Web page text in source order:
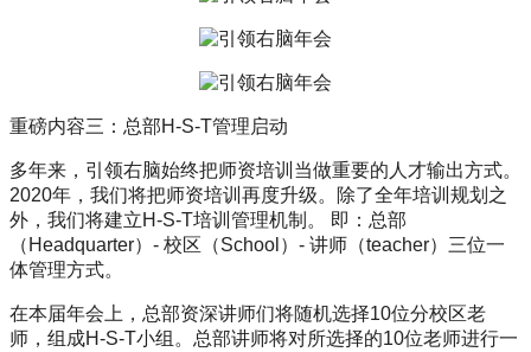
重磅内容三：总部H-S-T管理启动
多年来，引领右脑始终把师资培训当做重要的人才输出方式。
2020年，我们将把师资培训再度升级。除了全年培训规划之
外，我们将建立H-S-T培训管理机制。 即：总部
（Headquarter）- 校区（School）- 讲师（teacher）三位一
体管理方式。
在本届年会上，总部资深讲师们将随机选择10位分校区老
师，组成H-S-T小组。总部讲师将对所选择的10位老师进行一